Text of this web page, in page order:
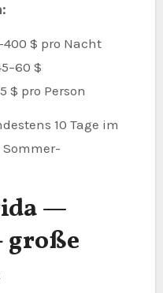
$ pro Nacht
$
$ pro Person
10 Tage im
—
große